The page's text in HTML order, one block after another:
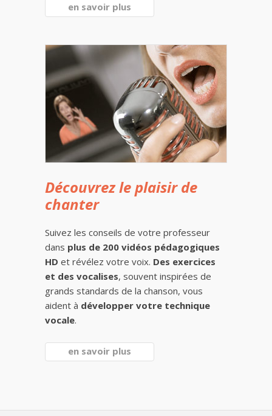
en savoir plus
Découvrez le plaisir de
chanter
Suivez les conseils de votre professeur
dans plus de 200 vidéos pédagogiques
HD et révélez votre voix. Des exercices
et des vocalises, souvent inspirées de
grands standards de la chanson, vous
aident à développer votre technique
vocale.
en savoir plus